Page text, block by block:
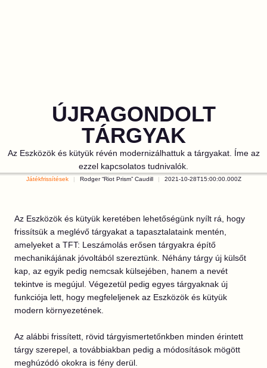
ÚJRAGONDOLT
TÁRGYAK
Az Eszközök és kütyük révén modernizálhattuk a tárgyakat. Íme az
ezzel kapcsolatos tudnivalók.
Játékfrissítések Rodger “Riot Prism” Caudill 2021-10-28T15:00:00.000Z
Az Eszközök és kütyük keretében lehetőségünk nyílt rá, hogy
frissítsük a meglévő tárgyakat a tapasztalataink mentén,
amelyeket a TFT: Leszámolás erősen tárgyakra építő
mechanikájának jóvoltából szereztünk. Néhány tárgy új külsőt
kap, az egyik pedig nemcsak külsejében, hanem a nevét
tekintve is megújul. Végezetül pedig egyes tárgyaknak új
funkciója lett, hogy megfeleljenek az Eszközök és kütyük
modern környezetének.
Az alábbi frissített, rövid tárgyismertetőnkben minden érintett
tárgy szerepel, a továbbiakban pedig a módosítások mögött
meghúzódó okokra is fény derül.